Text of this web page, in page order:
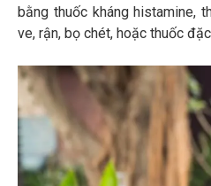
bằng thuốc kháng histamine,
ve, rận, bọ chét, hoặc thuốc